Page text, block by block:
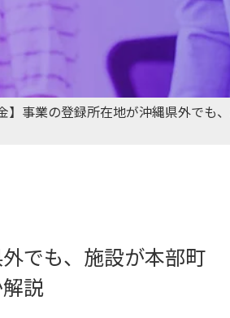
】事業の登録所在地が沖縄県外で
でも、施設が本部町
説